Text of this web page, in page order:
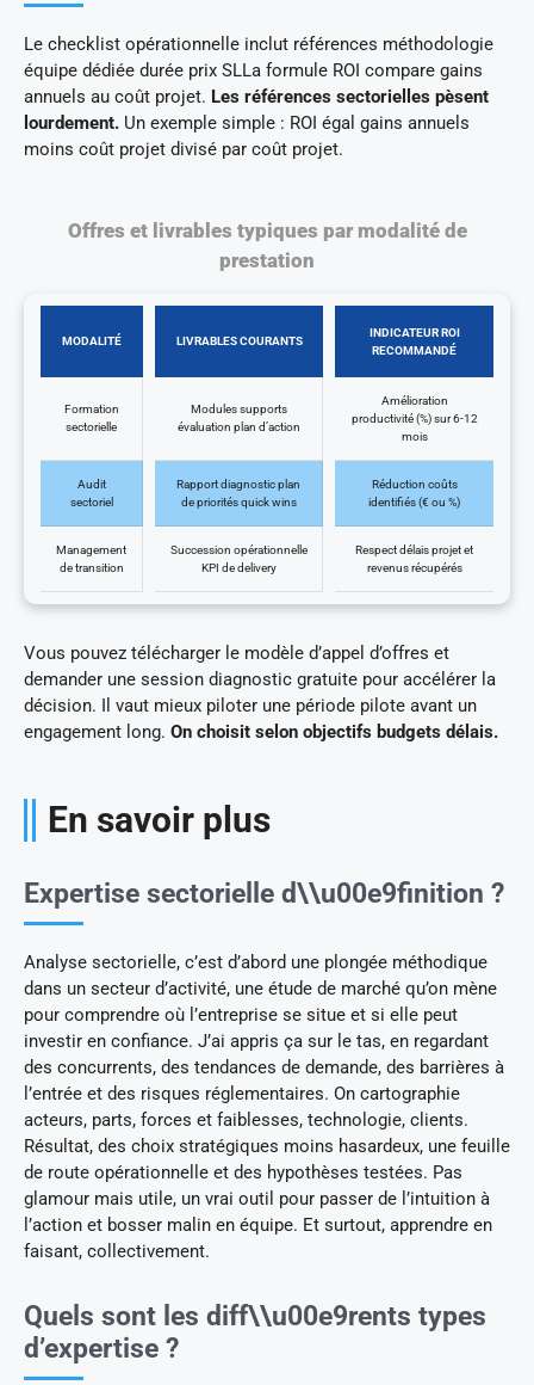
Le checklist opérationnelle inclut références méthodologie
équipe dédiée durée prix SLLa formule ROI compare gains
annuels au coût projet. Les références sectorielles pèsent
lourdement. Un exemple simple : ROI égal gains annuels
moins coût projet divisé par coût projet.
Offres et livrables typiques par modalité de
prestation
MODALITÉ LIVRABLES COURANTS
INDICATEUR ROI
RECOMMANDÉ
Formation
sectorielle
Modules supports
évaluation plan d’action
Amélioration
productivité (%) sur 6-12
mois
Audit
sectoriel
Rapport diagnostic plan
de priorités quick wins
Réduction coûts
identifiés (€ ou %)
Management
de transition
Succession opérationnelle
KPI de delivery
Respect délais projet et
revenus récupérés
Vous pouvez télécharger le modèle d’appel d’offres et
demander une session diagnostic gratuite pour accélérer la
décision. Il vaut mieux piloter une période pilote avant un
engagement long. On choisit selon objectifs budgets délais.
En savoir plus
Expertise sectorielle d\\u00e9finition ?
Analyse sectorielle, c’est d’abord une plongée méthodique
dans un secteur d’activité, une étude de marché qu’on mène
pour comprendre où l’entreprise se situe et si elle peut
investir en confiance. J’ai appris ça sur le tas, en regardant
des concurrents, des tendances de demande, des barrières à
l’entrée et des risques réglementaires. On cartographie
acteurs, parts, forces et faiblesses, technologie, clients.
Résultat, des choix stratégiques moins hasardeux, une feuille
de route opérationnelle et des hypothèses testées. Pas
glamour mais utile, un vrai outil pour passer de l’intuition à
l’action et bosser malin en équipe. Et surtout, apprendre en
faisant, collectivement.
Quels sont les diff\\u00e9rents types
d’expertise ?